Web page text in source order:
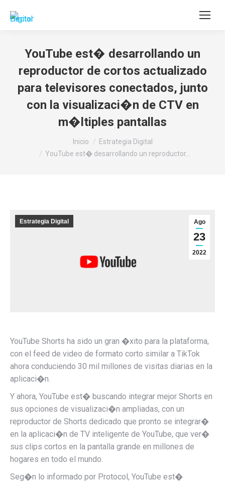
Buscar:
YouTube est� desarrollando un
reproductor de cortos actualizado
para televisores conectados, junto
con la visualizaci�n de CTV en
m�ltiples pantallas
Inicio
Estrategia Digital
YouTube est� desarrollando un reproductor…
Ago
23
2022
Estrategia Digital
YouTube Shorts ha sido un gran �xito para la plataforma,
con el feed de video de formato corto similar a TikTok
ahora conduciendo 30 mil millones de visitas diarias en la
aplicaci�n.
Y ahora, YouTube est� buscando integrar mejor Shorts en
sus opciones de visualizaci�n ampliadas, con un
reproductor de Shorts dedicado que pronto se integrar�
en la aplicaci�n de TV inteligente de YouTube, que ver�
sus clips cortos en la pantalla grande en millones de
hogares en todo el mundo.
Seg�n lo informado por Protocol, YouTube est�